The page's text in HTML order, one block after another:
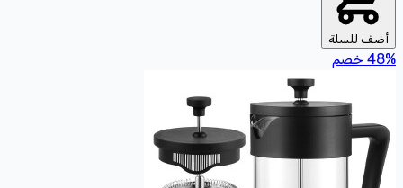
أضف للسلة
48% خصم